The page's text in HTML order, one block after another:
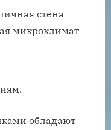
стена
микроклимат
обладают